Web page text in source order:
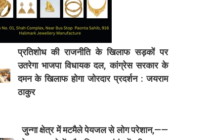
प्रतिशोध की राजनीति के खिलाफ सड़कों पर
उतरेगा भाजपा विधायक दल, कांग्रेस सरकार के
दमन के खिलाफ होगा जोरदार प्रदर्शन : जयराम
ठाकुर
जुन्गा क्षेत्र में मटमैले पेयजल से लोग परेशान,——